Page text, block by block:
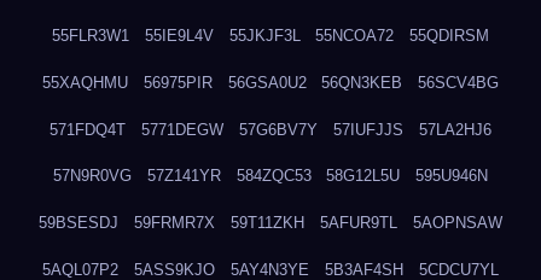
55FLR3W1 55IE9L4V 55JKJF3L 55NCOA72 55QDIRSM
55XAQHMU 56975PIR 56GSA0U2 56QN3KEB 56SCV4BG
571FDQ4T 5771DEGW 57G6BV7Y 57IUFJJS 57LA2HJ6
57N9R0VG 57Z141YR 584ZQC53 58G12L5U 595U946N
59BSESDJ 59FRMR7X 59T11ZKH 5AFUR9TL 5AOPNSAW
5AQL07P2 5ASS9KJO 5AY4N3YE 5B3AF4SH 5CDCU7YL